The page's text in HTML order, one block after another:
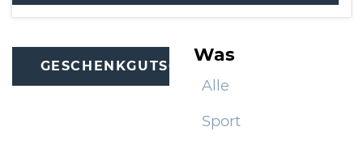
GESCHENKGUTSCHEINE
Was
Alle
Sport